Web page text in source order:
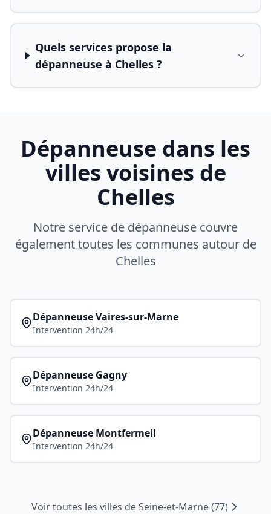
Quels services propose la
dépanneuse à Chelles ?
Dépanneuse dans les
villes voisines de
Chelles
Notre service de dépanneuse couvre
également toutes les communes autour de
Chelles
DépanneuseVaires-sur-Marne
Intervention 24h/24
Dépanneuse Gagny
Intervention 24h/24
Dépanneuse Montfermeil
Intervention 24h/24
Voir toutes les villes deSeine-et-Marne(77)